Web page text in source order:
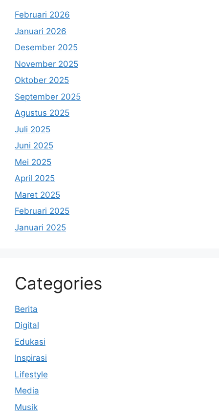
Februari 2026
Januari 2026
Desember 2025
November 2025
Oktober 2025
September 2025
Agustus 2025
Juli 2025
Juni 2025
Mei 2025
April 2025
Maret 2025
Februari 2025
Januari 2025
Categories
Berita
Digital
Edukasi
Inspirasi
Lifestyle
Media
Musik